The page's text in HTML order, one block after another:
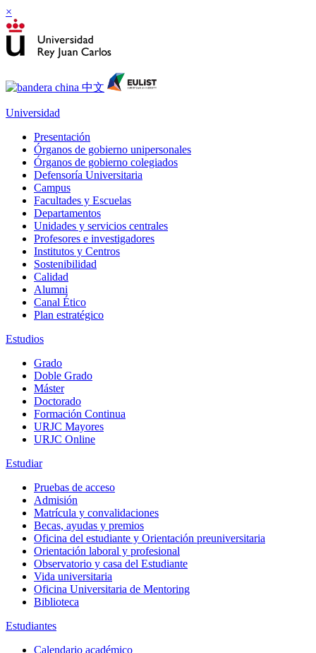
×
Universidad
Presentación
Órganos de gobierno unipersonales
Órganos de gobierno colegiados
Defensoría Universitaria
Campus
Facultades y Escuelas
Departamentos
Unidades y servicios centrales
Profesores e investigadores
Institutos y Centros
Sostenibilidad
Calidad
Alumni
Canal Ético
Plan estratégico
Estudios
Grado
Doble Grado
Máster
Doctorado
Formación Continua
URJC Mayores
URJC Online
Estudiar
Pruebas de acceso
Admisión
Matrícula y convalidaciones
Becas, ayudas y premios
Oficina del estudiante y Orientación preuniversitaria
Orientación laboral y profesional
Observatorio y casa del Estudiante
Vida universitaria
Oficina Universitaria de Mentoring
Biblioteca
Estudiantes
Calendario académico